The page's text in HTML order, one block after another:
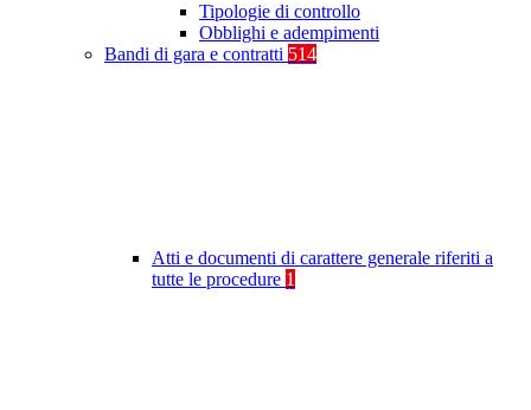
Tipologie di controllo
Obblighi e adempimenti
Bandi di gara e contratti 514
Atti e documenti di carattere generale riferiti a
tutte le procedure 1